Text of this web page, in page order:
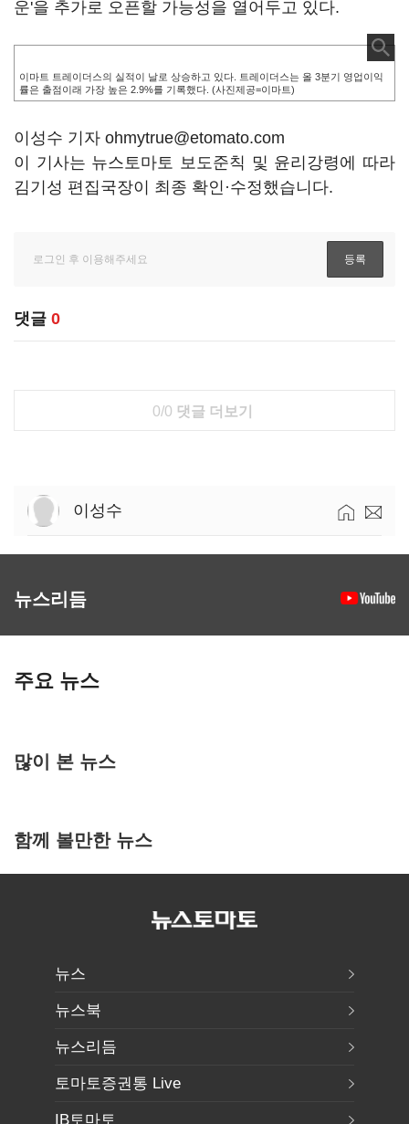
운'을 추가로 오픈할 가능성을 열어두고 있다.
이마트 트레이더스의 실적이 날로 상승하고 있다. 트레이더스는 올 3분기 영업이익
률은 출점이래 가장 높은 2.9%를 기록했다. (사진제공=이마트)
이성수 기자 ohmytrue@etomato.com
이 기사는 뉴스토마토 보도준칙 및 윤리강령에 따라
김기성 편집국장이 최종 확인·수정했습니다.
댓글 0
0/0 댓글 더보기
이성수
뉴스리듬
주요 뉴스
많이 본 뉴스
함께 볼만한 뉴스
뉴스
뉴스북
뉴스리듬
토마토증권통 Live
IB토마토